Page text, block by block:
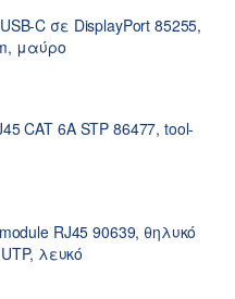
C σε DisplayPort 85255,
μαύρο
CAT 6A STP 86477, tool-
RJ45 90639, θηλυκό
λευκό